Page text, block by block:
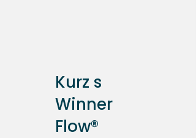
Kurz s
Winner
Flow®